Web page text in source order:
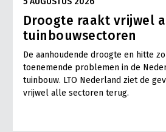
Droogte raakt vrijwel
tuinbouwsectoren
De aanhoudende droogte en hitte
toenemende problemen in de
tuinbouw. LTO Nederland ziet de
vrijwel alle sectoren terug.